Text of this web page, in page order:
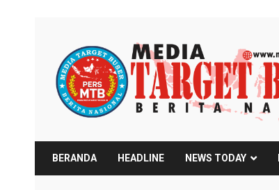
content
BERANDA HEADLINE NEWS TODAY